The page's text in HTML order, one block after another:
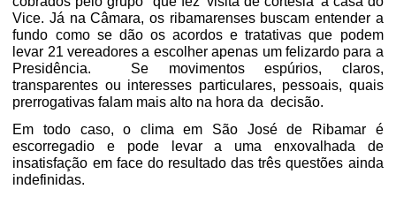
Vice. Já na Câmara, os ribamarenses buscam entender a
fundo como se dão os acordos e tratativas que podem
levar 21 vereadores a escolher apenas um felizardo para a
Presidência.
Se movimentos espúrios, claros,
transparentes ou interesses particulares, pessoais, quais
prerrogativas falam mais alto na hora da decisão.
Em todo caso, o clima em São José de Ribamar é
escorregadio e pode levar a uma enxovalhada de
insatisfação em face do resultado das três questões ainda
indefinidas.